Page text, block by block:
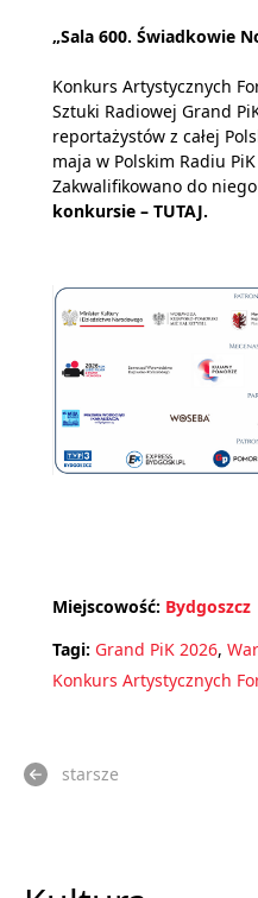
„Sala 600. Świadkowie
Konkurs Artystycznych
Sztuki Radiowej Grand
reportażystów z całej
maja w Polskim Radiu
Zakwalifikowano do
konkursie – TUTAJ.
Miejscowość: Bydgoszcz
Tagi: Grand PiK 2026,
Konkurs Artystycznych
starsze